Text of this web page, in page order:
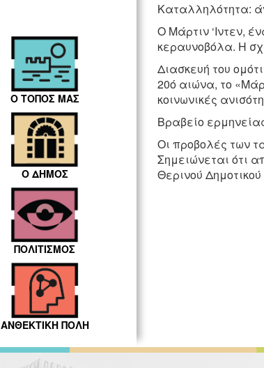
Ο ΤΟΠΟΣ ΜΑΣ
Ο ΔΗΜΟΣ
ΠΟΛΙΤΙΣΜΟΣ
ΑΝΘΕΚΤΙΚΗ ΠΟΛΗ
Καταλληλότητα:
Ο Μάρτιν ‘Ιντεν,
κεραυνοβόλα. Η
Διασκευή του
20ό αιώνα, το
κοινωνικές
Βραβείο
Οι προβολές των
Σημειώνεται ότι
Θερινού